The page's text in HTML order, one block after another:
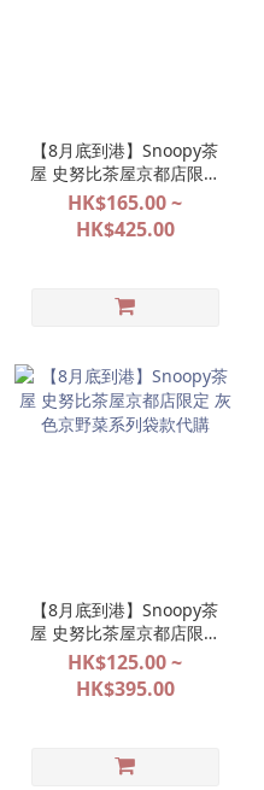
【8月底到港】Snoopy茶
屋 史努比茶屋京都店限定
提花織物系列袋款代購
HK$165.00 ~
HK$425.00
【8月底到港】Snoopy茶
屋 史努比茶屋京都店限定
灰色京野菜系列袋款代購
HK$125.00 ~
HK$395.00